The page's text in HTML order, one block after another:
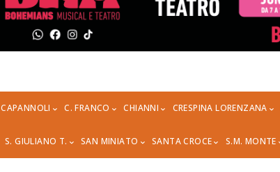
CAPANNOLI C. FRANCO CHIANNI CRESPINA LORENZANA
S. GIULIANO T. SAN MINIATO SANTA CROCE S.M. MONTE